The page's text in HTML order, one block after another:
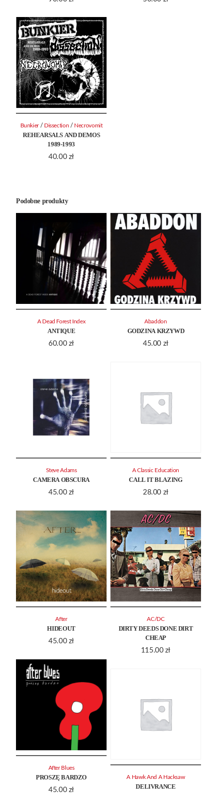
REHEARSALS AND DEMOS
1989-1993
40.00 zł
Bunkier / Dissection / Necrovomit
Podobne produkty
ANTIQUE
60.00 zł
A Dead Forest Index
GODZINA KRZYWD
45.00 zł
Abaddon
CAMERA OBSCURA
45.00 zł
Steve Adams
CALL IT BLAZING
28.00 zł
A Classic Education
HIDEOUT
45.00 zł
After
DIRTY DEEDS DONE DIRT
CHEAP
115.00 zł
AC/DC
PROSZĘ BARDZO
45.00 zł
After Blues
DELIVRANCE
A Hawk And A Hacksaw